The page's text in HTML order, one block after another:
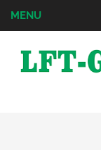
MENU